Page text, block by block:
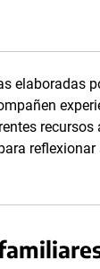
elaboradas
recursos
reflexionar